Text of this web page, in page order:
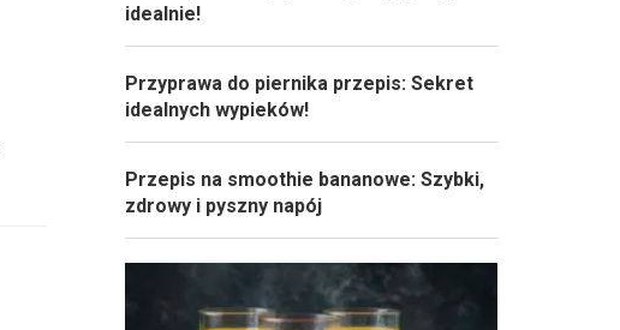
idealnie!
Przyprawa do piernika przepis: Sekret
idealnych wypieków!
Przepis na smoothie bananowe: Szybki,
zdrowy i pyszny napój